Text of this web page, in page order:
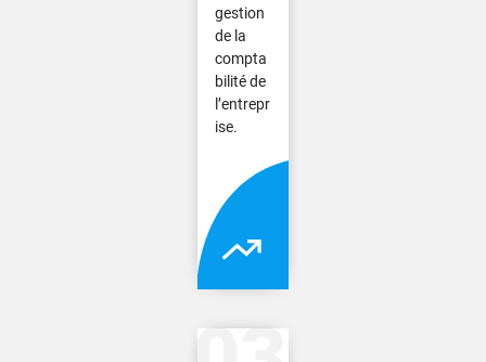
gestion
de la
compta
bilité de
l’entrepr
ise.